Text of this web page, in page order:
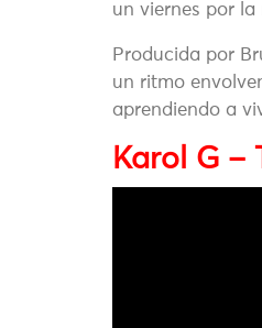
un viernes por la
Producida por
un ritmo
aprendiendo a
Karol G –